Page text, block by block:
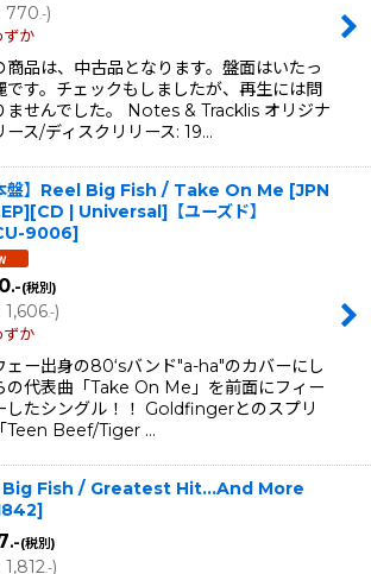
770 .-)
ずか
品は、中古品となります。盤面はいたっ
です。チェックもしましたが、再生には問
ませんでした。 Notes & Tracklis オリジナ
ース/ディスクリリース: 19…
本盤】Reel Big Fish / Take On Me [JPN
| Universal]【ユーズド】
9006]
.-(税別)
1,606.-)
ずか
ェー出身の80‘sバンド"a-ha"のカバーにし
の代表曲「Take On Me」を前面にフィー
したシングル！！ Goldfingerとのスプリ
Teen Beef/Tiger …
Big Fish / Greatest Hit...And More
]
.-(税別)
1,812.-)